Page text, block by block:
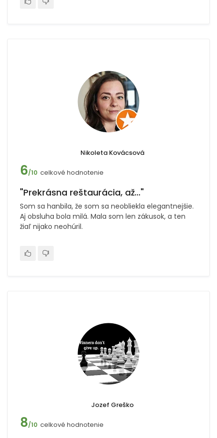
Nikoleta Kovácsová
6/10 celkové hodnotenie
"Prekrásna reštaurácia, až..."
Som sa hanbila, že som sa neobliekla elegantnejšie.
Aj obsluha bola milá. Mala som len zákusok, a ten
žiaľ nijako neohúril.
Jozef Greško
8/10 celkové hodnotenie